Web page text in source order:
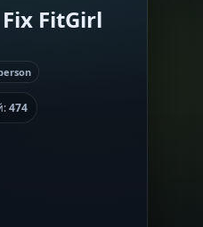
FitGirl
474